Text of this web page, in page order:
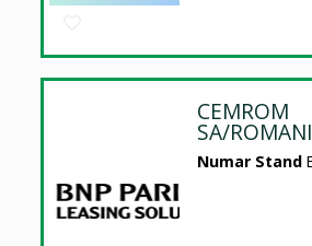
CEMROM
SA/
Numar Stand